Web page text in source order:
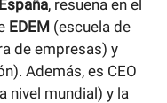
España, resuena en el
EDEM (escuela de
de empresas) y
Además, es CEO
nivel mundial) y la